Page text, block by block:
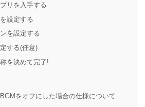
リを入手する
設定する
を設定する
する(任意)
を決めて完了!
をオフにした場合の仕様について